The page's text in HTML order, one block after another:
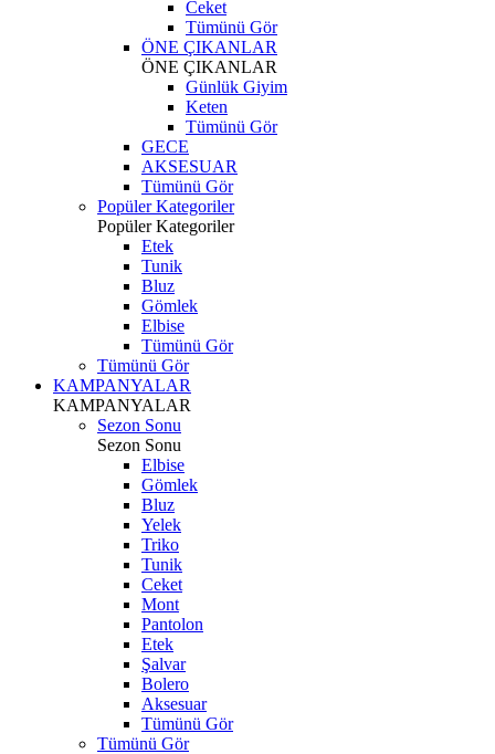
Ceket
Tümünü Gör
ÖNE ÇIKANLAR
ÖNE ÇIKANLAR
Günlük Giyim
Keten
Tümünü Gör
GECE
AKSESUAR
Tümünü Gör
Popüler Kategoriler
Popüler Kategoriler
Etek
Tunik
Bluz
Gömlek
Elbise
Tümünü Gör
Tümünü Gör
KAMPANYALAR
KAMPANYALAR
Sezon Sonu
Sezon Sonu
Elbise
Gömlek
Bluz
Yelek
Triko
Tunik
Ceket
Mont
Pantolon
Etek
Şalvar
Bolero
Aksesuar
Tümünü Gör
Tümünü Gör